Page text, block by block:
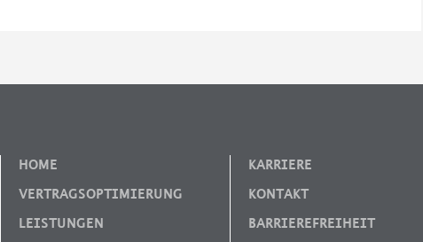
HOME
VERTRAGSOPTIMIERUNG
LEISTUNGEN
KARRIERE
KONTAKT
BARRIEREFREIHEIT